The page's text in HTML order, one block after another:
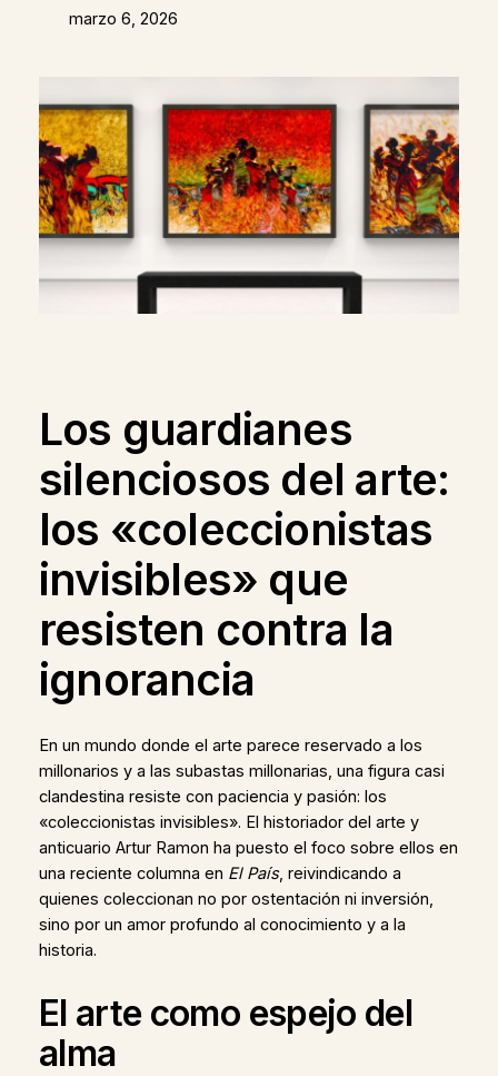
marzo 6, 2026
Los guardianes
silenciosos del arte:
los «coleccionistas
invisibles» que
resisten contra la
ignorancia
En un mundo donde el arte parece reservado a los
millonarios y a las subastas millonarias, una figura casi
clandestina resiste con paciencia y pasión: los
«coleccionistas invisibles». El historiador del arte y
anticuario Artur Ramon ha puesto el foco sobre ellos en
una reciente columna en El País, reivindicando a
quienes coleccionan no por ostentación ni inversión,
sino por un amor profundo al conocimiento y a la
historia.
El arte como espejo del
alma